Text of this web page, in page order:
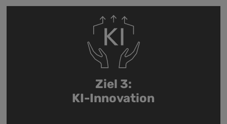
Ziel 3:
KI-Innovation